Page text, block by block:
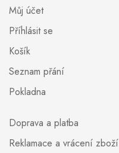
Můj účet
Příhlásit se
Košík
Seznam přání
Pokladna
Doprava a platba
Reklamace a vrácení zboží